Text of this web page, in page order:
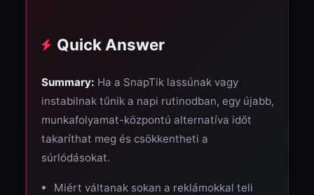
Quick Answer
Summary: Ha a SnapTik lassúnak vagy
instabilnak tűnik a napi rutinodban, egy újabb,
munkafolyamat-központú alternatíva időt
takaríthat meg és csökkentheti a
súrlódásokat.
Miért váltanak sokan a reklámokkal teli